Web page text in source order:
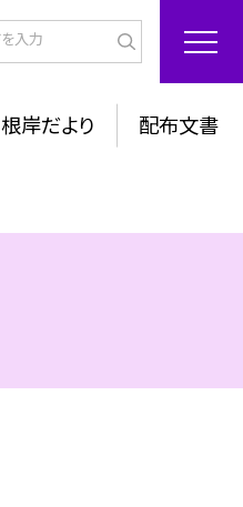
根岸だより 配布文書